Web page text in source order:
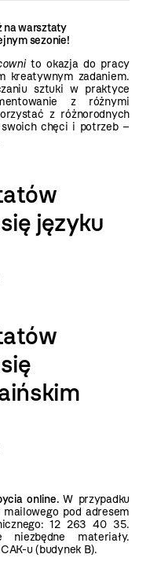
na warsztaty
sezonie!
to okazja do pracy
kreatywnym zadaniem.
sztuki w praktyce
z różnymi
z różnorodnych
chęci i potrzeb –
języku
online.W przypadku
pod adresem
12 263 40 35.
niezbędne materiały.
u (budynek B).